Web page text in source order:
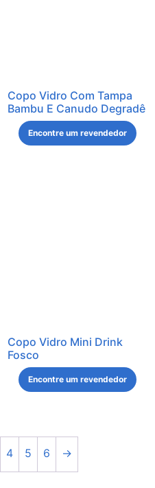
Copo Vidro Com Tampa
Bambu E Canudo Degradê
Encontre um revendedor
Copo Vidro Mini Drink
Fosco
Encontre um revendedor
4 5 6 →